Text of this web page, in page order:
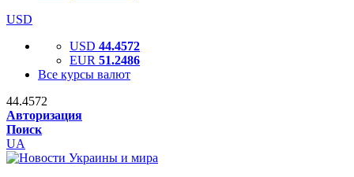
USD
USD 44.4572
EUR 51.2486
Все курсы валют
44.4572
Авторизация
Поиск
UA